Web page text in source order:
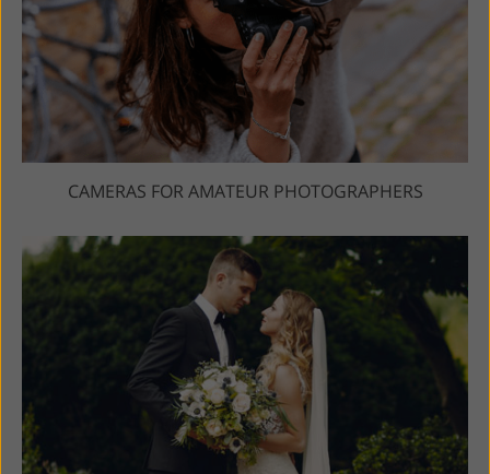
CAMERAS FOR AMATEUR PHOTOGRAPHERS